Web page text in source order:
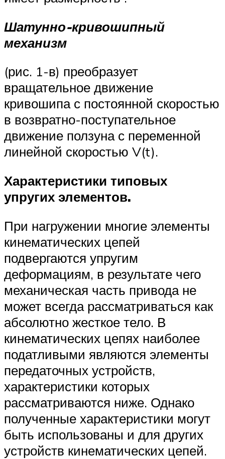
Шатунно-кривошипный
механизм
(рис. 1-в) преобразует
вращательное движение
кривошипа с постоянной скоростью
в возвратно-поступательное
движение ползуна с переменной
линейной скоростью V(t).
Характеристики типовых
упругих элементов.
При нагружении многие элементы
кинематических цепей
подвергаются упругим
деформациям, в результате чего
механическая часть привода не
может всегда рассматриваться как
абсолютно жесткое тело. В
кинематических цепях наиболее
податливыми являются элементы
передаточных устройств,
характеристики которых
рассматриваются ниже. Однако
полученные характеристики могут
быть использованы и для других
устройств кинематических цепей.